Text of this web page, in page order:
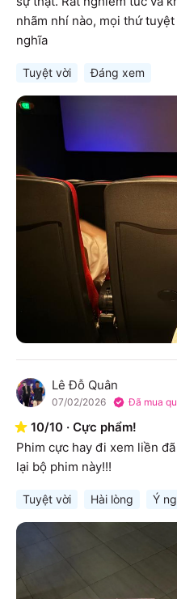
nhãm nhí nào, mọi thứ
nghĩa
Tuyệt vời Đáng xem
L Lê Đỗ Quân
07/02/2026 Đã mua
10/10 · Cực phẩm!
Phim cực hay đi xem liền
lại bộ phim này!!!
Tuyệt vời Hài lòng Ý